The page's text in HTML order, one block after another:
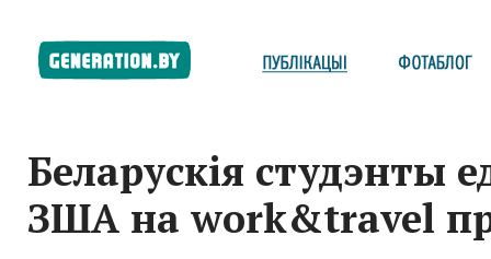
Беларускія студэнты
ЗША на work&travel